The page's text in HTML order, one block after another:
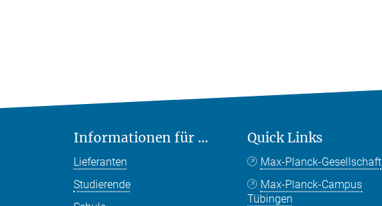
Informationen für ...
Lieferanten
Studierende
Quick Links
Max-Planck-Gesellschaft
Max-Planck-Campus
Tübingen